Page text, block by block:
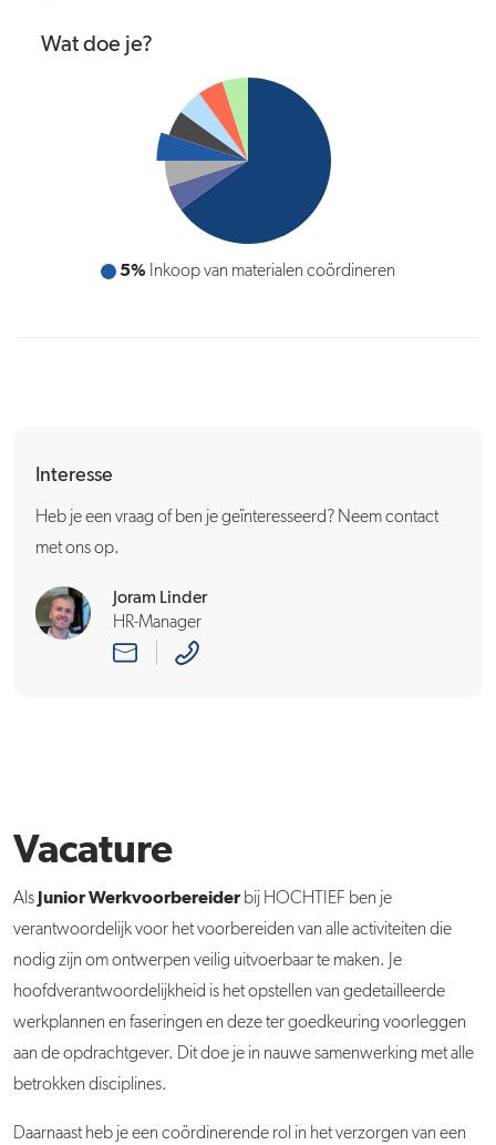
Wat doe je?
5% Inkoop van materialen coördineren
5%Planningen controleren en bijstellen waar nodig
Interesse
Heb je een vraag of ben je geïnteresseerd? Neem contact
met ons op.
Joram Linder
HR-Manager
Vacature
Als Junior Werkvoorbereiderbij HOCHTIEF ben je
verantwoordelijk voor het voorbereiden van alle activiteiten die
nodig zijn om ontwerpen veilig uitvoerbaar te maken. Je
hoofdverantwoordelijkheid is het opstellen van gedetailleerde
werkplannen en faseringen en deze ter goedkeuring voorleggen
aan de opdrachtgever. Dit doe je in nauwe samenwerking met alle
betrokken disciplines.
Daarnaast heb je een coördinerende rol in het verzorgen van een